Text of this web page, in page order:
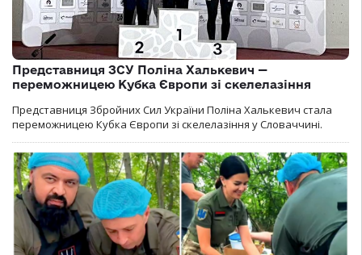
Представниця ЗСУ Поліна Халькевич —
переможницею Кубка Європи зі скелелазіння
Представниця Збройних Сил України Поліна Халькевич стала
переможницею Кубка Європи зі скелелазіння у Словаччині.